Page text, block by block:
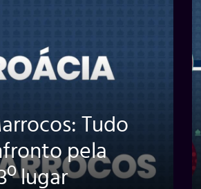
Tudo
pela
lugar